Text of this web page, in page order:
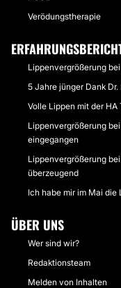
Verödungstherapie
Lippenvergrößerung
5 Jahre jünger Dank Dr.
Volle Lippen mit der HA
Lippenvergrößerung
eingegangen
Lippenvergrößerung
überzeugend
Ich habe mir im Mai die
ÜBER UNS
Wer sind wir?
Redaktionsteam
Melden von Inhalten